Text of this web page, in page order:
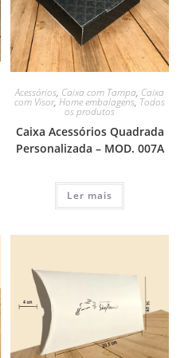
Acessórios, Caixa com Tampa, Caixa
com Visor,Home embalagens, Todos
os produtos
Caixa Acessórios Quadrada
Personalizada – MOD. 007A
Ler mais